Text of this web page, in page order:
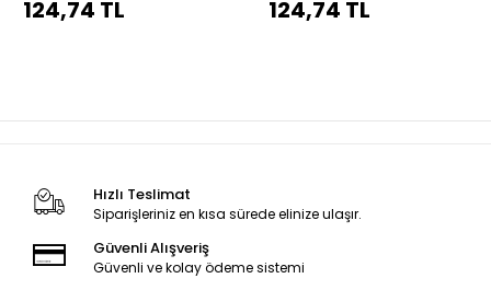
124,74 TL 124,74 TL
Hızlı Teslimat
Siparişleriniz en kısa sürede elinize ulaşır.
Güvenli Alışveriş
Güvenli ve kolay ödeme sistemi